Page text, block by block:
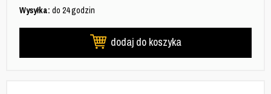
Wysyłka: do 24 godzin
dodaj do koszyka